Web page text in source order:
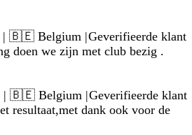
| 🇧🇪 Belgium |Geverifieerde klant
doen we zijn met club bezig .
| 🇧🇪 Belgium |Geverifieerde klant
resultaat,met dank ook voor de